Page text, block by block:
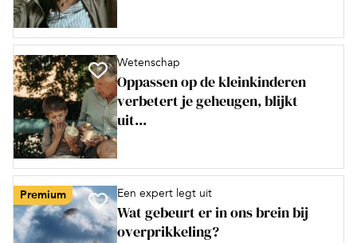
Wetenschap
Oppassen op de kleinkinderen
verbetert je geheugen, blijkt
uit...
Premium Een expert legt uit
Wat gebeurt er in ons brein bij
overprikkeling?